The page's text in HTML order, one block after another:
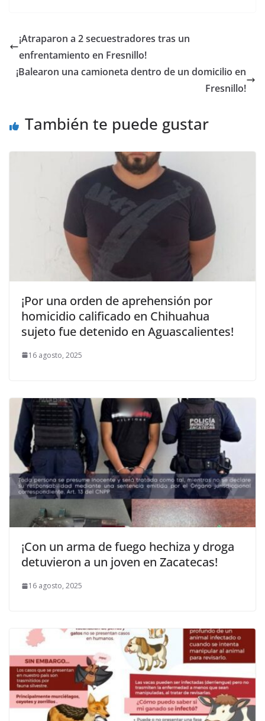
¡Atraparon a 2 secuestradores tras un
enfrentamiento en Fresnillo!
¡Balearon una camioneta dentro de un domicilio en
Fresnillo!
También te puede gustar
¡Por una orden de aprehensión por
homicidio calificado en Chihuahua
sujeto fue detenido en Aguascalientes!
16 agosto, 2025
¡Con un arma de fuego hechiza y droga
detuvieron a un joven en Zacatecas!
16 agosto, 2025